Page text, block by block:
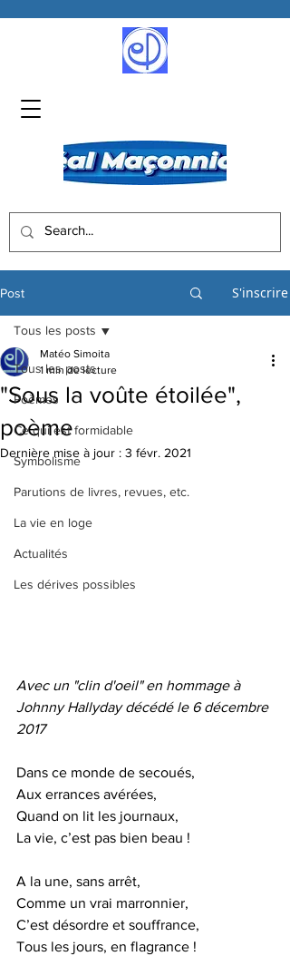
Post S'inscrire
Tous les posts
Poèmes
Ce qui est formidable
Symbolisme
Parutions de livres, revues, etc.
La vie en loge
Actualités
Les dérives possibles
Tous les posts
"Sous la voûte étoilée",
poème
Matéo Simoita
1 min de lecture
Dernière mise à jour : 3 févr. 2021
Avec un "clin d'oeil" en hommage à
Johnny Hallyday décédé le 6 décembre
2017
Dans ce monde de secoués,
Aux errances avérées,
Quand on lit les journaux,
La vie, c’est pas bien beau !
A la une, sans arrêt,
Comme un vrai marronnier,
C’est désordre et souffrance,
Tous les jours, en flagrance !